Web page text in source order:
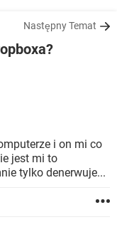
Następny Temat
i on mi co
jest mi to
tylko denerwuje...